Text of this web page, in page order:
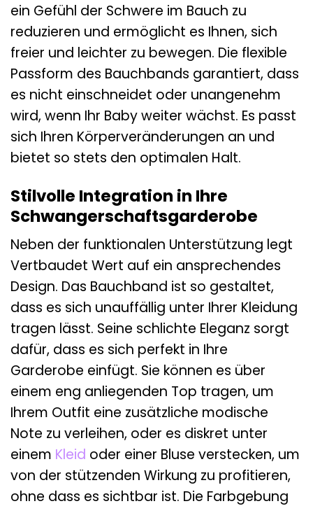
ein Gefühl der Schwere im Bauch zu
reduzieren und ermöglicht es Ihnen, sich
freier und leichter zu bewegen. Die flexible
Passform des Bauchbands garantiert, dass
es nicht einschneidet oder unangenehm
wird, wenn Ihr Baby weiter wächst. Es passt
sich Ihren Körperveränderungen an und
bietet so stets den optimalen Halt.
Stilvolle Integration in Ihre
Schwangerschaftsgarderobe
Neben der funktionalen Unterstützung legt
Vertbaudet Wert auf ein ansprechendes
Design. Das Bauchband ist so gestaltet,
dass es sich unauffällig unter Ihrer Kleidung
tragen lässt. Seine schlichte Eleganz sorgt
dafür, dass es sich perfekt in Ihre
Garderobe einfügt. Sie können es über
einem eng anliegenden Top tragen, um
Ihrem Outfit eine zusätzliche modische
Note zu verleihen, oder es diskret unter
einem Kleid oder einer Bluse verstecken, um
von der stützenden Wirkung zu profitieren,
ohne dass es sichtbar ist. Die Farbgebung